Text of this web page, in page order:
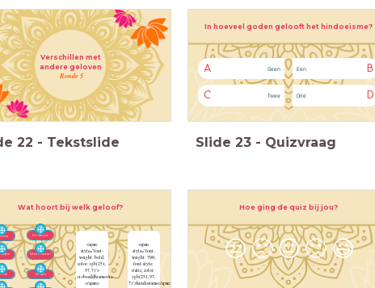
Verschillen met
andere geloven
Ronde 5
22 - Tekstslide
In hoeveel goden gelooft het hindoeïsme?
A Geen B
Een
C Twee D
Drie
Slide 23 - Quizvraag
Wat hoort bij welk geloof?
<span
style="font-
weight: bold;
color: rgb(251,
97, 7)">
<i>boeddhisme</i>
</span>
<span
style="font-
weight: 700;
font-style:
italic; color:
rgb(251, 97,
7)">hindoeïsme</span>
Holifeest
Dharmawiel
Veda’s
Hoe ging de quiz bij jou?
😒🙁😐🙂😃